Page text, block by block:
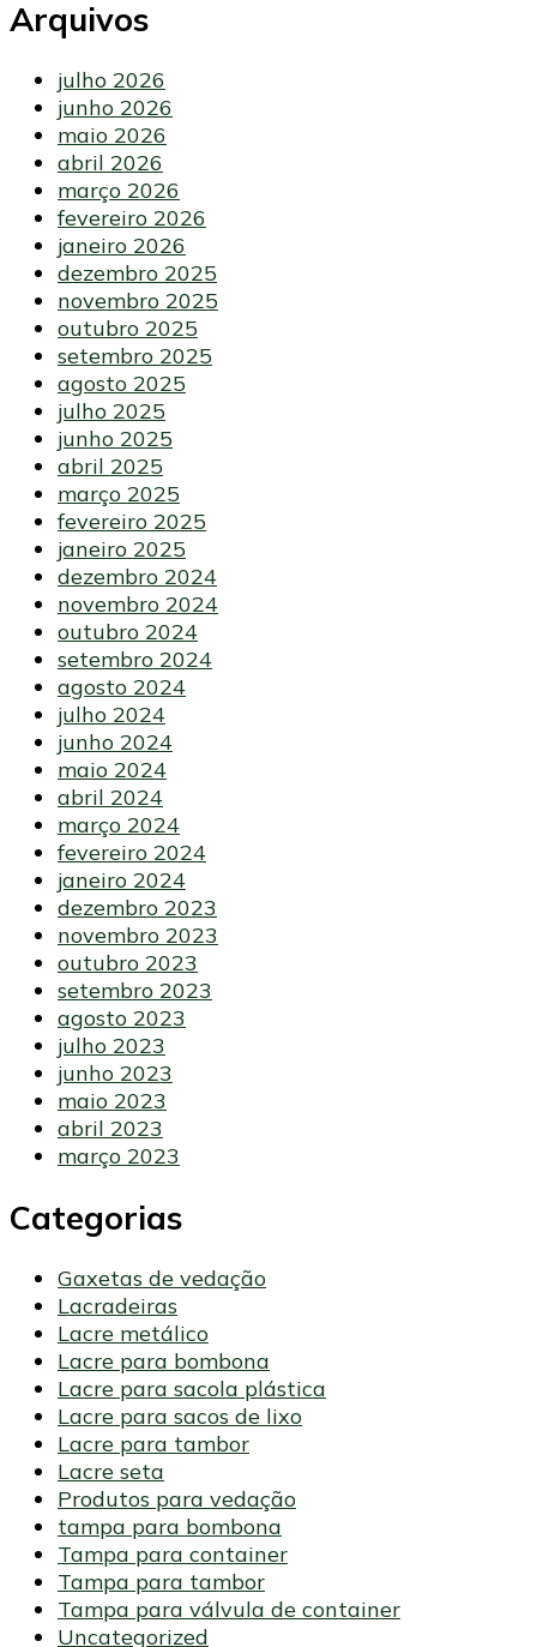
Arquivos
julho 2026
junho 2026
maio 2026
abril 2026
março 2026
fevereiro 2026
janeiro 2026
dezembro 2025
novembro 2025
outubro 2025
setembro 2025
agosto 2025
julho 2025
junho 2025
abril 2025
março 2025
fevereiro 2025
janeiro 2025
dezembro 2024
novembro 2024
outubro 2024
setembro 2024
agosto 2024
julho 2024
junho 2024
maio 2024
abril 2024
março 2024
fevereiro 2024
janeiro 2024
dezembro 2023
novembro 2023
outubro 2023
setembro 2023
agosto 2023
julho 2023
junho 2023
maio 2023
abril 2023
março 2023
Categorias
Gaxetas de vedação
Lacradeiras
Lacre metálico
Lacre para bombona
Lacre para sacola plástica
Lacre para sacos de lixo
Lacre para tambor
Lacre seta
Produtos para vedação
tampa para bombona
Tampa para container
Tampa para tambor
Tampa para válvula de container
Uncategorized